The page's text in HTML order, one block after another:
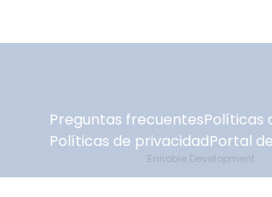
Preguntas frecuentesPolíticas
Políticas de privacidadPortal
Ennoble Development